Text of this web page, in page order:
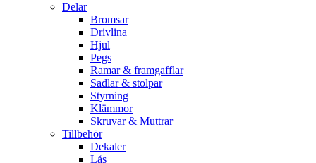
Delar
Bromsar
Drivlina
Hjul
Pegs
Ramar & framgafflar
Sadlar & stolpar
Styrning
Klämmor
Skruvar & Muttrar
Tillbehör
Dekaler
Lås